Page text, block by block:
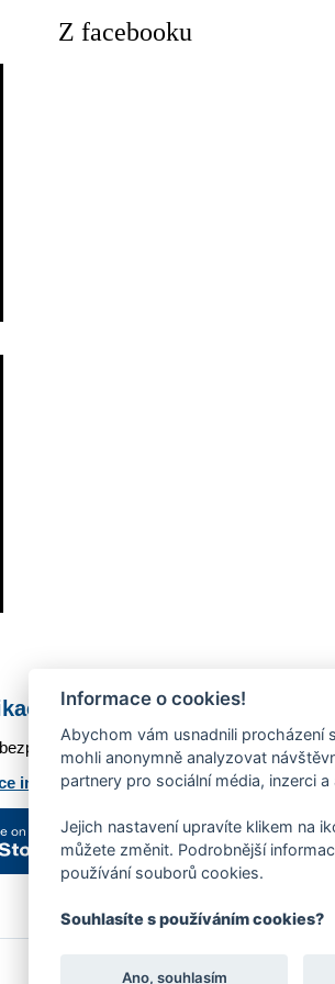
Z facebooku
Mobilní rozhlas
odstávky, poruchy a výpadky
informací o aplikaci
webmaster@zlin.eu
Informace o cookies!
Abychom vám usnadnili procházení
mohli anonymně analyzovat
partnery pro sociální média, inzerci a
Jejich nastavení upravíte klikem na
můžete změnit. Podrobnější
používání souborů cookies.
Souhlasíte s používáním cookies?
Ano, souhlasím